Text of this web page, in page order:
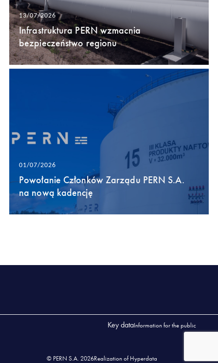
13/07/2026
Infrastruktura PERN wzmacnia
bezpieczeństwo regionu
01/07/2026
Powołanie Członków Zarządu PERN S.A.
na nową kadencję
Key dataInformation for the public
© PERN S.A. 2026Realization of Hyperdata